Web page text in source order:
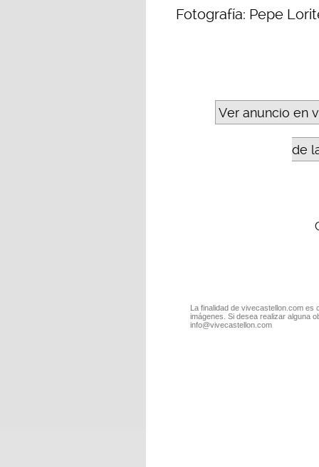
Fotografía: Pepe
Ver anuncio en
de
La finalidad de vivecastellon.com
imágenes. Si desea realizar alguna
info@vivecastellon.com